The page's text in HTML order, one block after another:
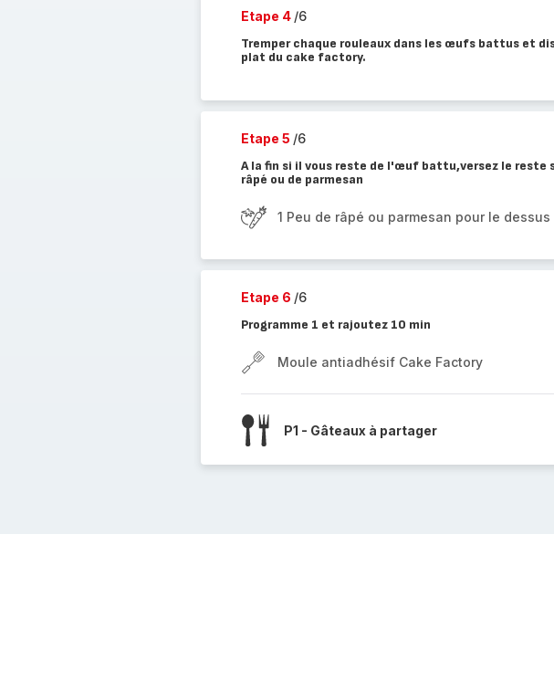
Etape 4 /6
Tremper chaque rouleaux dans les œufs battus et
plat du cake factory.
Etape 5 /6
A la fin si il vous reste de l'œuf battu,versez le reste
râpé ou de parmesan
1 Peu de râpé ou parmesan pour le dessus
Etape 6 /6
Programme 1 et rajoutez 10 min
Moule antiadhésif Cake Factory
P1 - Gâteaux à partager